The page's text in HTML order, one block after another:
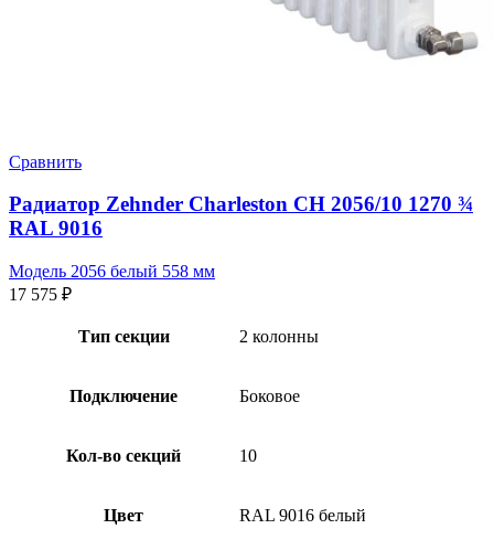
Сравнить
Радиатор Zehnder Charleston CH 2056/10 1270 ¾
RAL 9016
Модель 2056 белый 558 мм
17 575 ₽
Тип секции 2 колонны
Подключение Боковое
Кол-во секций 10
Цвет RAL 9016 белый